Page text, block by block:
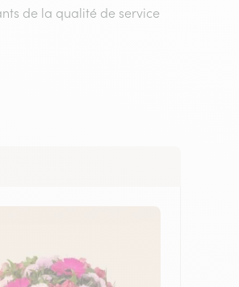
de la qualité de service